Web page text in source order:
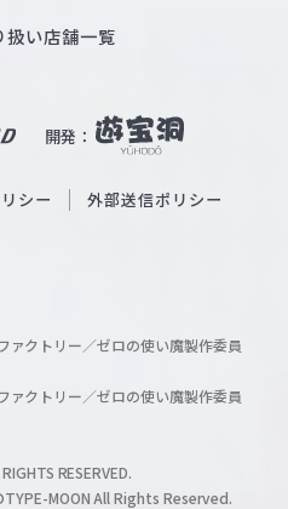
開発：
扱い店舗一覧
シー 外部送信ポリシー
クトリー／ゼロの使い魔製作委員
クトリー／ゼロの使い魔製作委員
RESERVED.
MOON All Rights Reserved.